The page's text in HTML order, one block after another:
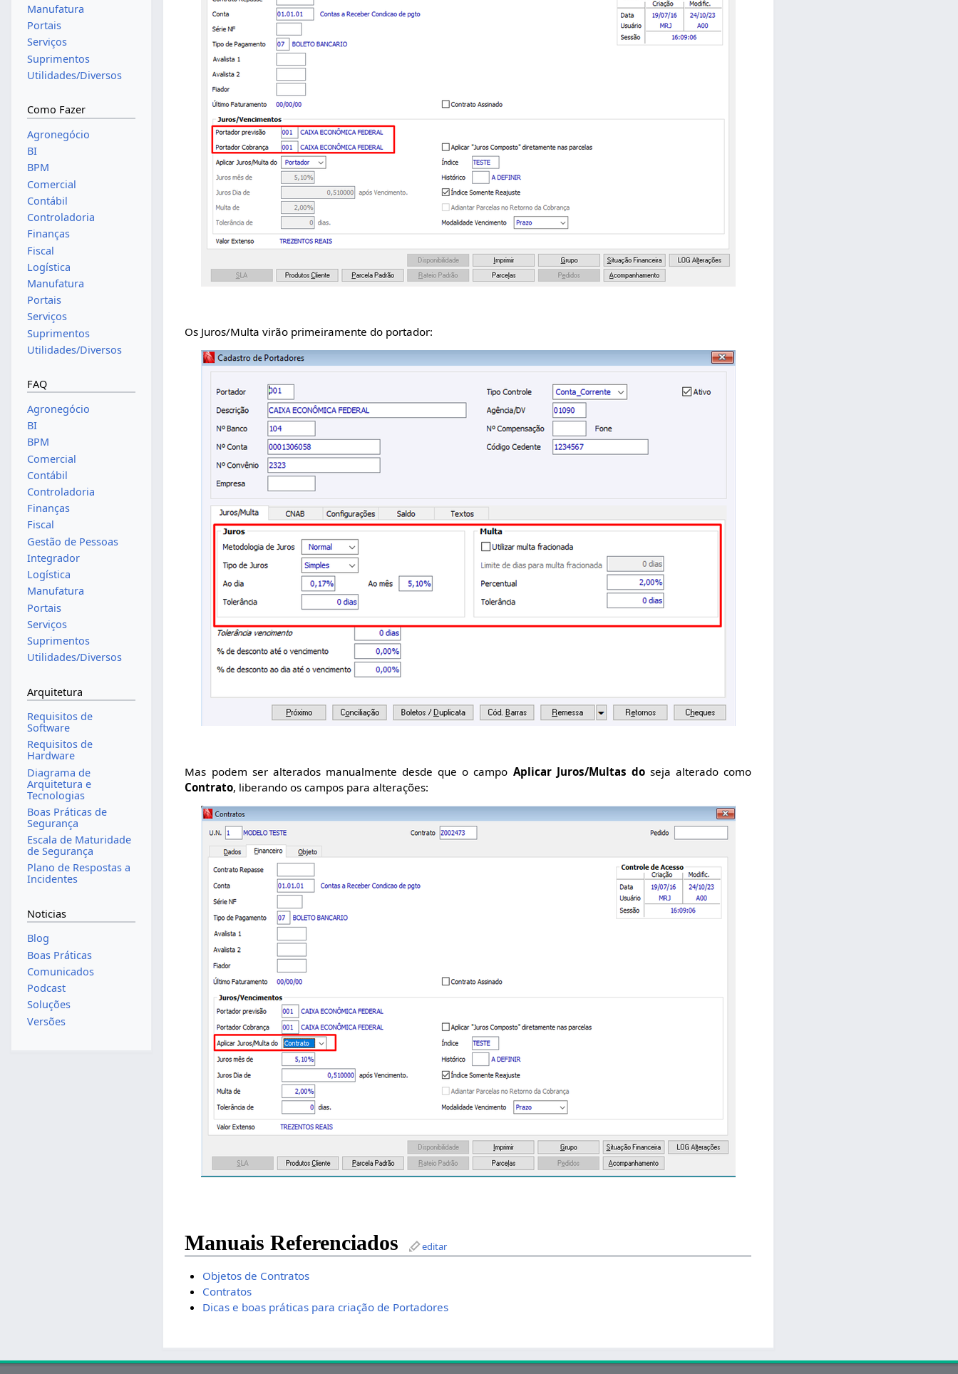
Os Juros/Multa virão primeiramente do portador:
Mas podem ser alterados manualmente desde que o campo Aplicar Juros/Multas doseja alterado como
Contrato, liberando os campos para alterações:
Manuais Referenciados editar
Objetos de Contratos
Contratos
Dicas e boas práticas para criação de Portadores
Manufatura
Portais
Serviços
Suprimentos
Utilidades/Diversos
Como Fazer
Agronegócio
BI
BPM
Comercial
Contábil
Controladoria
Finanças
Fiscal
Logística
Manufatura
Portais
Serviços
Suprimentos
Utilidades/Diversos
FAQ
Agronegócio
BI
BPM
Comercial
Contábil
Controladoria
Finanças
Fiscal
Gestão de Pessoas
Integrador
Logística
Manufatura
Portais
Serviços
Suprimentos
Utilidades/Diversos
Arquitetura
Requisitos de
Software
Requisitos de
Hardware
Diagrama de
Arquitetura e
Tecnologias
Boas Práticas de
Segurança
Escala de Maturidade
de Segurança
Plano de Respostas a
Incidentes
Noticias
Blog
Boas Práticas
Comunicados
Podcast
Soluções
Versões